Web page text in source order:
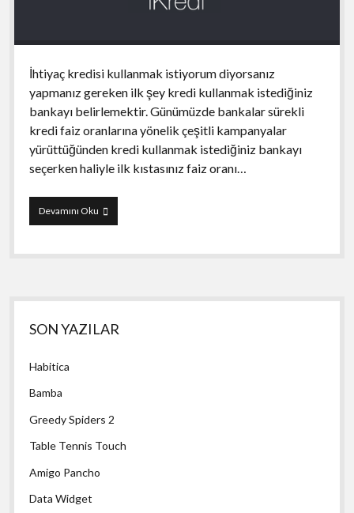
İhtiyaç kredisi kullanmak istiyorum diyorsanız
yapmanız gereken ilk şey kredi kullanmak istediğiniz
bankayı belirlemektir. Günümüzde bankalar sürekli
kredi faiz oranlarına yönelik çeşitli kampanyalar
yürüttüğünden kredi kullanmak istediğiniz bankayı
seçerken haliyle ilk kıstasınız faiz oranı…
Devamını OkuiKredi
Yan
Menü
SON YAZILAR
Habitica
Bamba
Greedy Spiders 2
Table Tennis Touch
Amigo Pancho
Data Widget